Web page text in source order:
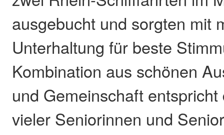
ausgebucht und sorgten mit
Unterhaltung für beste
Kombination aus schönen
und Gemeinschaft
vieler Seniorinnen und